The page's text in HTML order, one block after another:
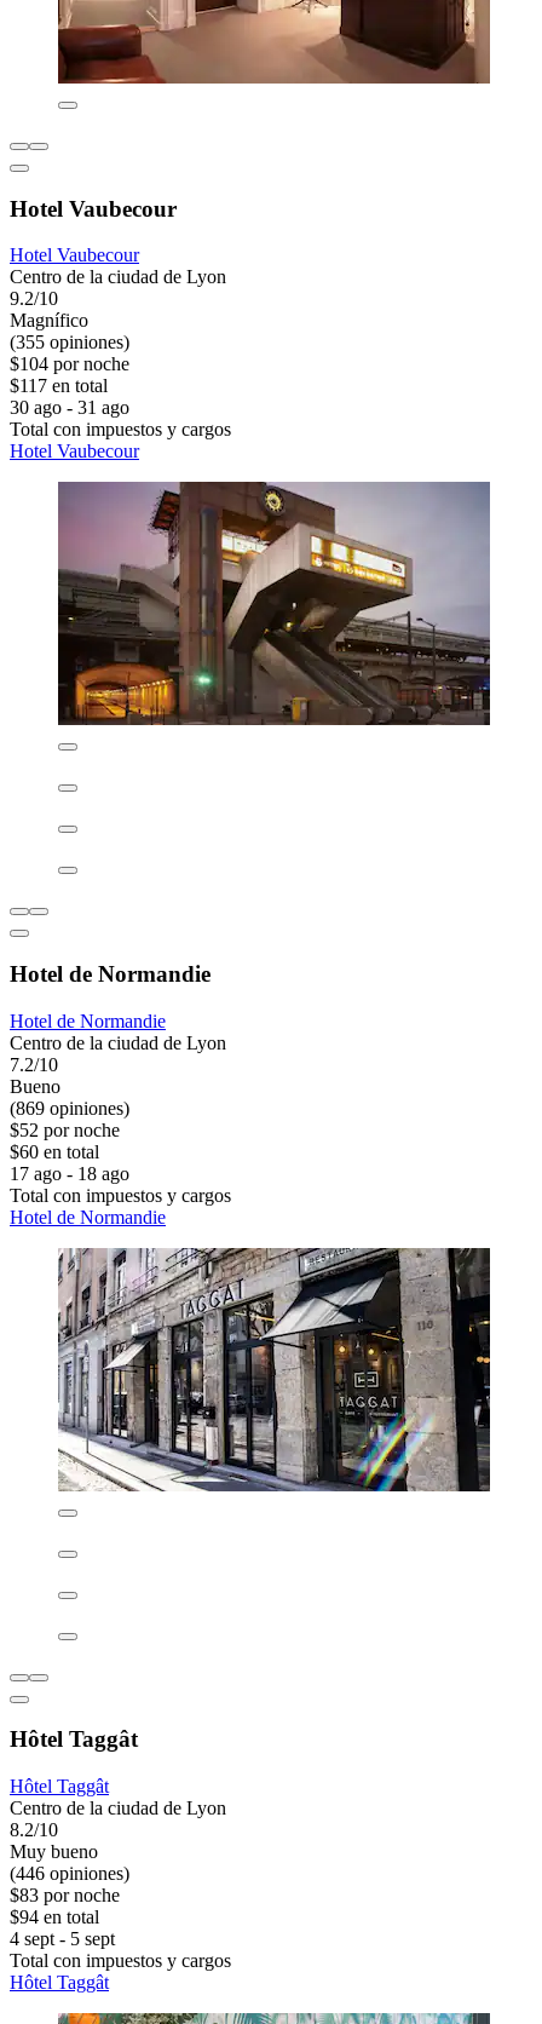
Hotel Vaubecour
Hotel Vaubecour
Centro de la ciudad de Lyon
9.2/10
Magnífico
(355 opiniones)
$104 por noche
$117 en total
30 ago - 31 ago
Total con impuestos y cargos
Hotel Vaubecour
Hotel de Normandie
Hotel de Normandie
Centro de la ciudad de Lyon
7.2/10
Bueno
(869 opiniones)
$52 por noche
$60 en total
17 ago - 18 ago
Total con impuestos y cargos
Hotel de Normandie
Hôtel Taggât
Hôtel Taggât
Centro de la ciudad de Lyon
8.2/10
Muy bueno
(446 opiniones)
$83 por noche
$94 en total
4 sept - 5 sept
Total con impuestos y cargos
Hôtel Taggât